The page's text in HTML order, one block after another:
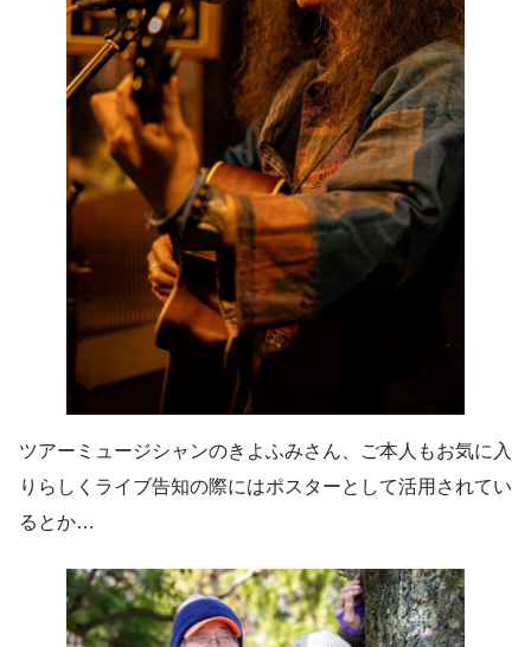
ツアーミュージシャンのきよふみさん、ご本人もお気に入
りらしくライブ告知の際にはポスターとして活用されてい
るとか…